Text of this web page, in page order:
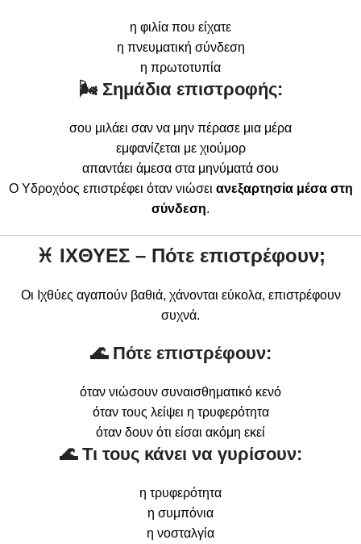
η φιλία που είχατε
η πνευματική σύνδεση
η πρωτοτυπία
🌬 Σημάδια επιστροφής:
σου μιλάει σαν να μην πέρασε μια μέρα
εμφανίζεται με χιούμορ
απαντάει άμεσα στα μηνύματά σου
Ο Υδροχόος επιστρέφει όταν νιώσει ανεξαρτησία μέσα στη
σύνδεση.
♓ ΙΧΘΥΕΣ – Πότε επιστρέφουν;
Οι Ιχθύες αγαπούν βαθιά, χάνονται εύκολα, επιστρέφουν
συχνά.
🌊 Πότε επιστρέφουν:
όταν νιώσουν συναισθηματικό κενό
όταν τους λείψει η τρυφερότητα
όταν δουν ότι είσαι ακόμη εκεί
🌊 Τι τους κάνει να γυρίσουν:
η τρυφερότητα
η συμπόνια
η νοσταλγία